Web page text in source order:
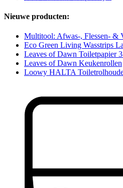
Nieuwe producten:
Multitool: Afwas-, Flessen- &
Eco Green Living Wasstrips
Leaves of Dawn Toiletpapier
Leaves of Dawn Keukenrollen
Loowy HALTA